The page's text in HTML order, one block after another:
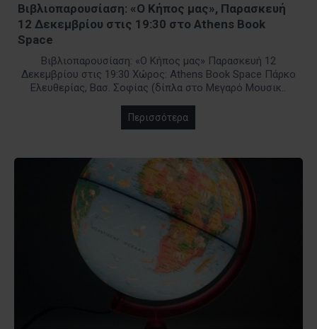
Βιβλιοπαρουσίαση: «Ο Κήπος μας», Παρασκευή
12 Δεκεμβρίου στις 19:30 στο Athens Book
Space
Βιβλιοπαρουσίαση: «Ο Κήπος μας» Παρασκευή 12
Δεκεμβρίου στις 19:30 Χώρος: Athens Book Space Πάρκο
Ελευθερίας, Βασ. Σοφίας (δίπλα στο Μεγαρό Μουσικ..
Περισσότερα